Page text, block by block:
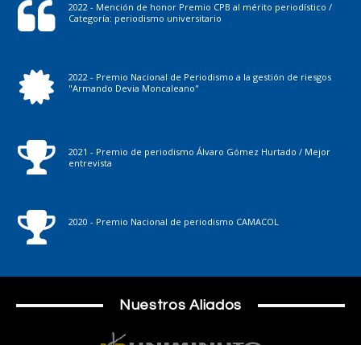
2022 - Mención de honor Premio CPB al mérito periodístico /
Categoría: periodismo universitario
2022 - Premio Nacional de Periodismo a la gestión de riesgos
"Armando Devia Moncaleano"
2021 - Premio de periodismo Álvaro Gómez Hurtado / Mejor
entrevista
2020 - Premio Nacional de periodismo CAMACOL
Nuestros Aliados